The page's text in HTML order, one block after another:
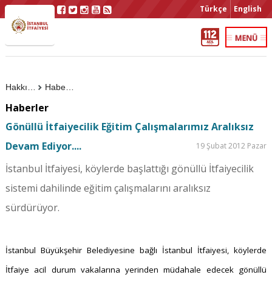
Türkçe English
Haberler
Haberler
Gönüllü İtfaiyecilik Eğitim Çalışmalarımız Aralıksız
Devam Ediyor....
19 Şubat 2012 Pazar
İstanbul İtfaiyesi, köylerde başlattığı gönüllü İtfaiyecilik
sistemi dahilinde eğitim çalışmalarını aralıksız
sürdürüyor.
İstanbul Büyükşehir Belediyesine bağlı İstanbul İtfaiyesi, köylerde
İtfaiye acil durum vakalarına yerinden müdahale edecek gönüllü